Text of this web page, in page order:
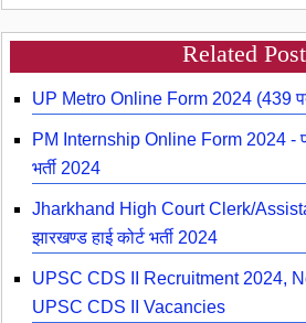
Related
UP Metro Online Form 2024 (439
PM Internship Online Form 2024 -
भर्ती 2024
Jharkhand High Court Clerk/
झारखण्ड हाई कोर्ट भर्ती 2024
UPSC CDS II Recruitment 2024,
UPSC CDS II Vacancies